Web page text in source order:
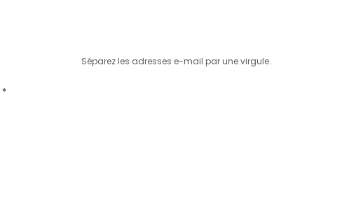
Séparez les adresses e-mail par une virgule.
*